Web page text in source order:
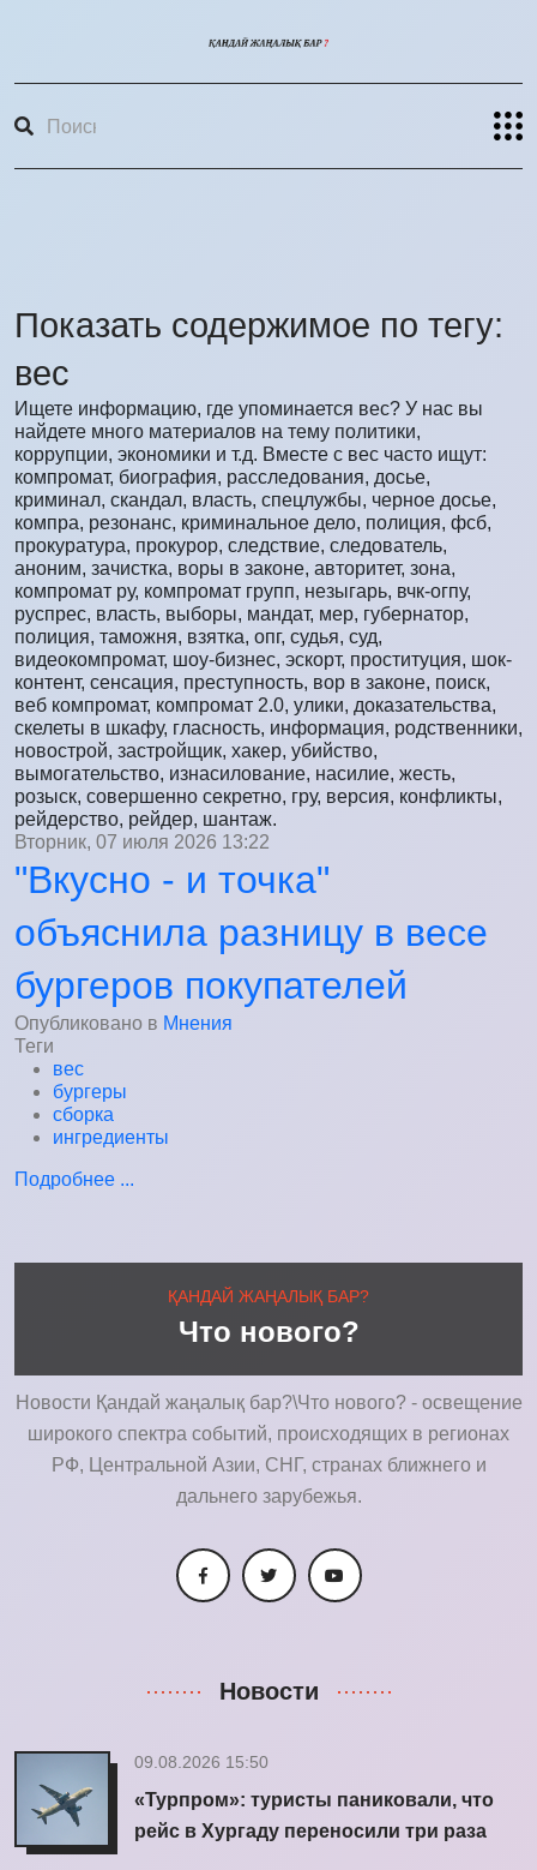
Показать содержимое по тегу:
вес
Ищете информацию, где упоминается вес? У нас вы
найдете много материалов на тему политики,
коррупции, экономики и т.д. Вместе с вес часто ищут:
компромат, биография, расследования, досье,
криминал, скандал, власть, спецлужбы, черное досье,
компра, резонанс, криминальное дело, полиция, фсб,
прокуратура, прокурор, следствие, следователь,
аноним, зачистка, воры в законе, авторитет, зона,
компромат ру, компромат групп, незыгарь, вчк-огпу,
руспрес, власть, выборы, мандат, мер, губернатор,
полиция, таможня, взятка, опг, судья, суд,
видеокомпромат, шоу-бизнес, эскорт, проституция, шок-
контент, сенсация, преступность, вор в законе, поиск,
веб компромат, компромат 2.0, улики, доказательства,
скелеты в шкафу, гласность, информация, родственники,
новострой, застройщик, хакер, убийство,
вымогательство, изнасилование, насилие, жесть,
розыск, совершенно секретно, гру, версия, конфликты,
рейдерство, рейдер, шантаж.
Вторник, 07 июля 2026 13:22
"Вкусно - и точка"
объяснила разницу в весе
бургеров покупателей
Опубликовано в Мнения
Теги
вес
бургеры
сборка
ингредиенты
Подробнее ...
ҚАНДАЙ ЖАҢАЛЫҚ БАР?
Что нового?
Новости Қандай жаңалық бар?\Что нового? - освещение
широкого спектра событий, происходящих в регионах
РФ, Центральной Азии, СНГ, странах ближнего и
дальнего зарубежья.
Новости
09.08.2026 15:50
«Турпром»: туристы паниковали, что
рейс в Хургаду переносили три раза